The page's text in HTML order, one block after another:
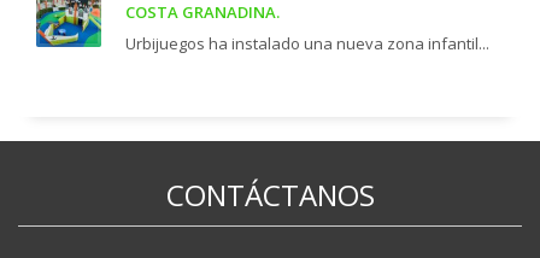
COSTA GRANADINA.
Urbijuegos ha instalado una nueva zona infantil...
CONTÁCTANOS